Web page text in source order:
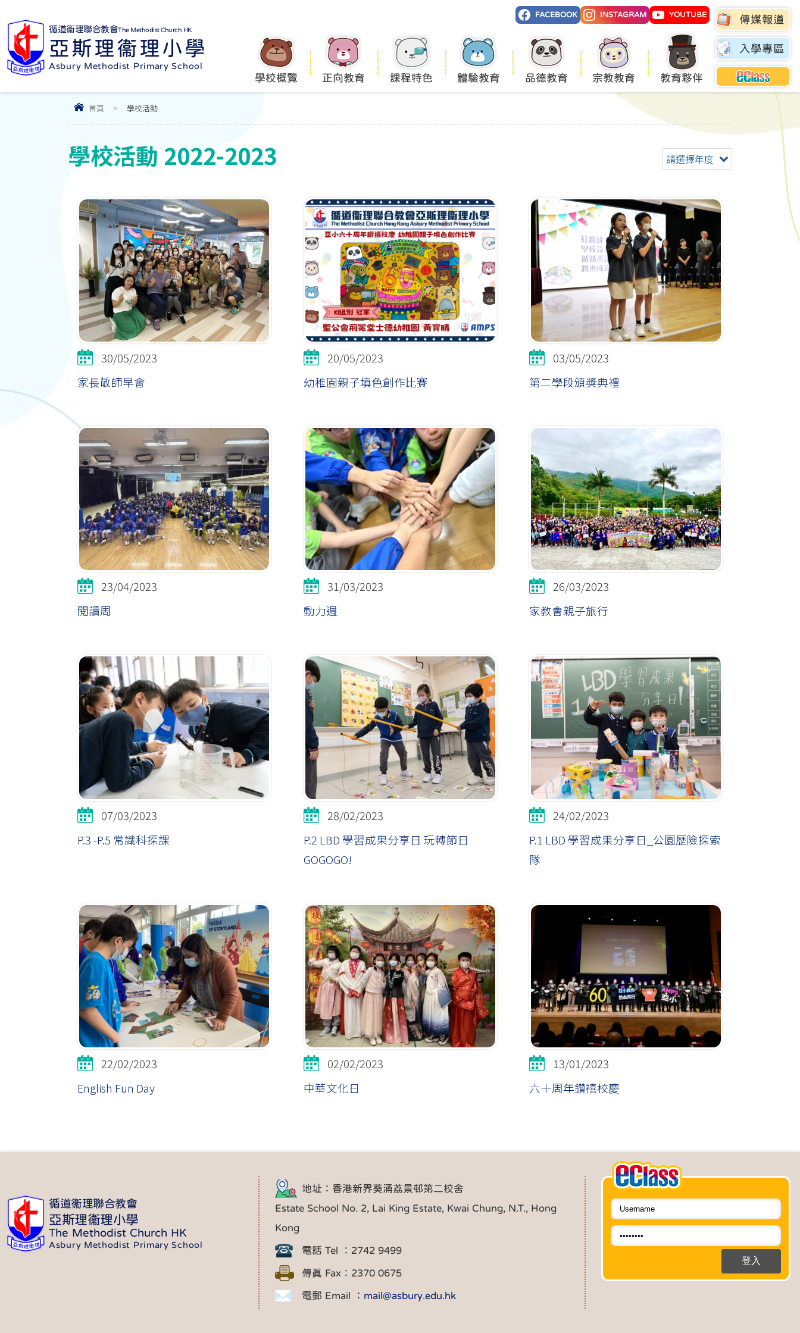
循道衞理聯合教會The Methodist Church HK
亞斯理衞理小學
Asbury Methodist Primary School
傳媒報道
入學專區
FACEBOOK INSTAGRAM YOUTUBE
學校概覽 正向教育 課程特色 體驗教育 品德教育 宗教教育 教育夥伴
首頁 > 學校活動
學校活動 2022-2023 請選擇年度
30/05/2023
家長敬師早會
20/05/2023
幼稚園親子填色創作比賽
03/05/2023
第二學段頒獎典禮
23/04/2023
閱讀周
31/03/2023
動力週
26/03/2023
家教會親子旅行
07/03/2023
P.3 -P.5 常識科探課
28/02/2023
P.2 LBD 學習成果分享日 玩轉節日
GOGOGO!
24/02/2023
P.1 LBD 學習成果分享日_公園歷險探索
隊
22/02/2023
English Fun Day
02/02/2023
中華文化日
13/01/2023
六十周年鑽禧校慶
循道衞理聯合教會
亞斯理衞理小學
The Methodist Church HK
Asbury Methodist Primary School
地址：香港新界葵涌荔景邨第二校舍
Estate School No. 2, Lai King Estate, Kwai Chung, N.T., Hong
Kong
電話 Tel ：2742 9499
傳真 Fax：2370 0675
電郵 Email ： mail@asbury.edu.hk